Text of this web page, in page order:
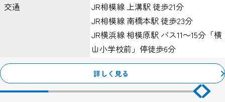
当サイトのアクセスログよりお客様のIPアドレスを以下の理由のた
め利用する場合があります。
ただし個人でドメインを取得し、そのWebサーバーの設置場所から
アクセスされている等の特殊な場合を除き、IPアドレスから個人が
特定できることはありません。
１、Webサーバーで発生した問題を突き止めるため。
２、Webサイトの管理のため。
クッキー（Cookie）について
交通
JR相模線 上溝駅 徒歩21分
JR相模線 南橋本駅 徒歩23分
JR横浜線 相模原駅 バス11～15分「横
山小学校前」停徒歩6分
詳しく見る